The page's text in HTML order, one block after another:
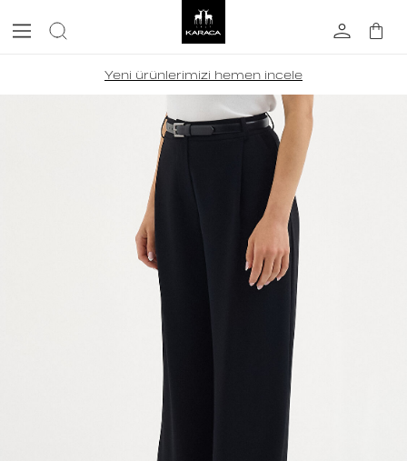
Yeni ürünlerimizi hemen incele